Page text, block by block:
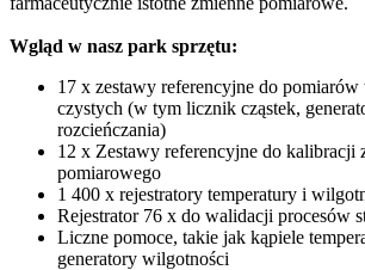
Wgląd w nasz park sprzętu:
17 x zestawy referencyjne do pomiarów
czystych (w tym licznik cząstek,
rozcieńczania)
12 x Zestawy referencyjne do kalibracji
pomiarowego
1 400 x rejestratory temperatury i
Rejestrator 76 x do walidacji procesów
Liczne pomoce, takie jak kąpiele
generatory wilgotności